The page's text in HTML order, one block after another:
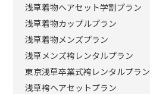
浅草着物ヘアセット学割プラン
浅草着物カップルプラン
浅草着物メンズプラン
浅草メンズ袴レンタルプラン
東京浅草卒業式袴レンタルプラン
浅草袴ヘアセットプラン